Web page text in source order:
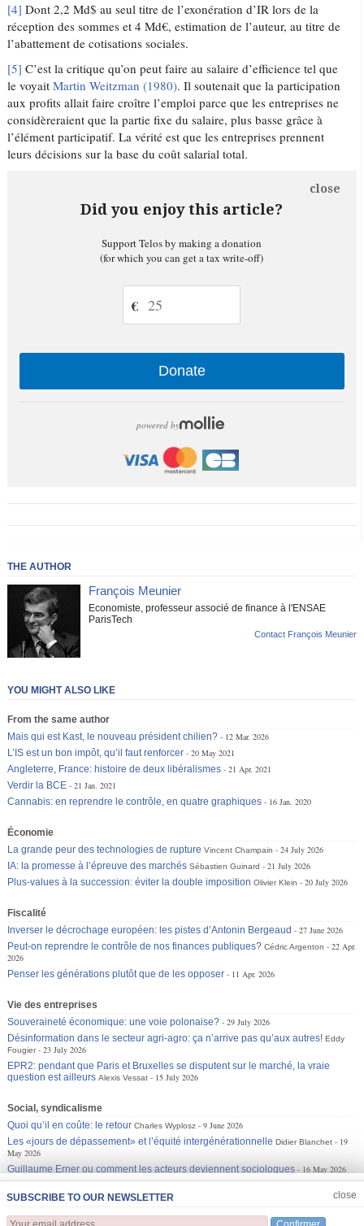
[4] Dont 2,2 Md$ au seul titre de l’exonération d’IR lors de la
réception des sommes et 4 Md€, estimation de l’auteur, au titre de
l’abattement de cotisations sociales.
[5] C’est la critique qu’on peut faire au salaire d’efficience tel que
le voyaitMartin Weitzman (1980). Il soutenait que la participation
aux profits allait faire croître l’emploi parce que les entreprises ne
considèreraient que la partie fixe du salaire, plus basse grâce à
l’élément participatif. La vérité est que les entreprises prennent
leurs décisions sur la base du coût salarial total.
Did you enjoy this article?
close
Support Telos by making a donation
(for which you can get a tax write-off)
€
Donate
powered by
THE AUTHOR
François Meunier
Economiste, professeur associé de finance à l'ENSAE
ParisTech
Contact François Meunier
SUBSCRIBE TO OUR NEWSLETTER close
JOIN US CLOSE
YOU MIGHT ALSO LIKE
From the same author
Mais qui est Kast, le nouveau président chilien?
12 Mar. 2026
L’IS est un bon impôt, qu’il faut renforcer
20 May 2021
Angleterre, France: histoire de deux libéralismes 21 Apr. 2021
Verdir la BCE
21 Jan. 2021
Cannabis: en reprendre le contrôle, en quatre graphiques
16 Jan. 2020
Économie
La grande peur des technologies de rupture Vincent Champain
24 July 2026
IA: la promesse à l’épreuve des marchés Sébastien Guinard
21 July 2026
Plus-values à la succession: éviter la double imposition Olivier Klein 20 July 2026
Fiscalité
Inverser le décrochage européen: les pistes d’Antonin Bergeaud
27 June 2026
Peut-on reprendre le contrôle de nos finances publiques? Cédric Argenton
22 Apr.
2026
Penser les générations plutôt que de les opposer
11 Apr. 2026
Vie des entreprises
Souveraineté économique: une voie polonaise?
29 July 2026
Désinformation dans le secteur agri-agro: ça n’arrive pas qu’aux autres! Eddy
Fougier
23 July 2026
EPR2: pendant que Paris et Bruxelles se disputent sur le marché, la vraie
question est ailleurs Alexis Vessat 15 July 2026
Social, syndicalisme
Quoi qu’il en coûte: le retour Charles Wyplosz
9 June 2026
Les «jours de dépassement» et l’équité intergénérationnelle Didier Blanchet
19
May 2026
Guillaume Erner ou comment les acteurs deviennent sociologues
16 May 2026